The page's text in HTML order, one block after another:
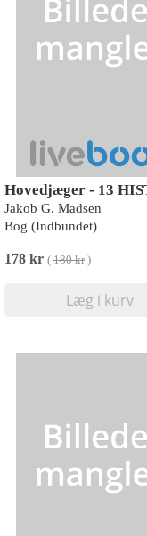
Jakob G. Madsen
Bog (Indbundet)
178 kr ( 180 kr)
Læg i kurv